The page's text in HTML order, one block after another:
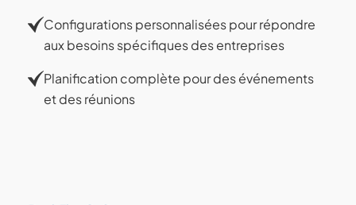
Configurations personnalisées pour répondre
aux besoins spécifiques des entreprises
Planification complète pour des événements
et des réunions